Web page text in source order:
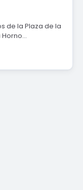
de la Plaza de la